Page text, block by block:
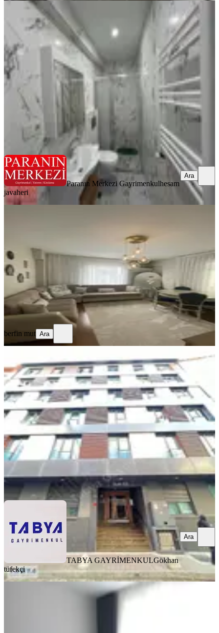
EŞYALI
Kanyon Avm'ye 5 Dk | Lüks 2+1 |
Yeni Bina | Sıfır Eşyalı
Kağıthane, Ortabayır Mahallesi
2+1
75 m²· 3. Kat 13.07.2026
43.000 ₺
Paranın Merkezi Gayrimenkul hesam javaheri
Paranın Merkezi Gayrimenkulhesam
javaheri
Ara
Kağıthane, Ortabayır Mahallesi
3+1·150 m² 4. Kat ·28.06.2026
berfin mut
Ara
berfin mut Ara
Kanyon Avm Ve Metroya 7 Dk
Yürüme Mesafesinde 1+1 Kiralık
Kağıthane, Ortabayır Mahallesi
1+1·60 m²·2. Kat·06.06.2026
45.000 ₺
Ara
TABYA GAYRİMENKULGökhan
tüfekçi
Ara
Para'dn Full Yeni Eşyali Yokuş Yok